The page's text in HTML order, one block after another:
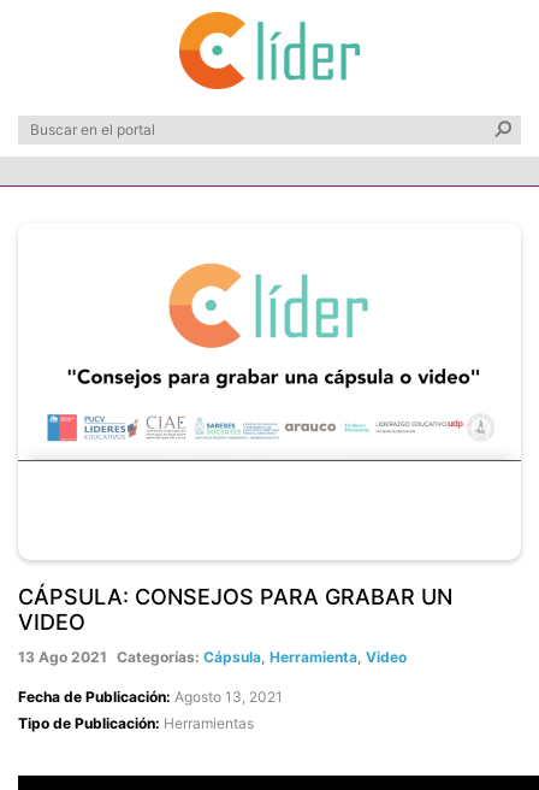
CÁPSULA: CONSEJOS PARA GRABAR UN
VIDEO
13 Ago 2021 Categorías: Cápsula Herramienta Video
Fecha de Publicación: Agosto 13, 2021
Tipo de Publicación: Herramientas